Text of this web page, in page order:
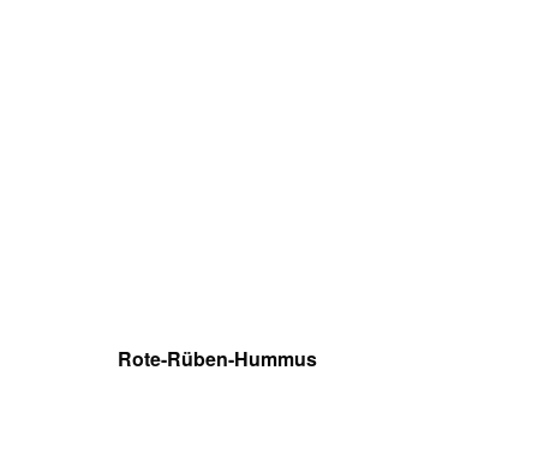
Rote-Rüben-Hummus